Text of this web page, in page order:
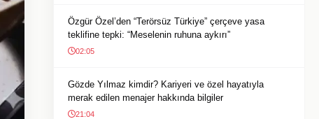
Özgür Özel’den “Terörsüz Türkiye” çerçeve yasa
teklifine tepki: “Meselenin ruhuna aykırı”
02:05
Gözde Yılmaz kimdir? Kariyeri ve özel hayatıyla
merak edilen menajer hakkında bilgiler
21:04